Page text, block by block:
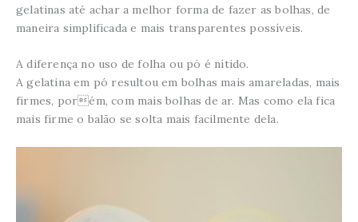
gelatinas até achar a melhor forma de fazer as bolhas, de
maneira simplificada e mais transparentes possíveis.
A diferença no uso de folha ou pó é nítido.
A gelatina em pó resultou em bolhas mais amareladas, mais
firmes, porém, com mais bolhas de ar. Mas como ela fica
mais firme o balão se solta mais facilmente dela.